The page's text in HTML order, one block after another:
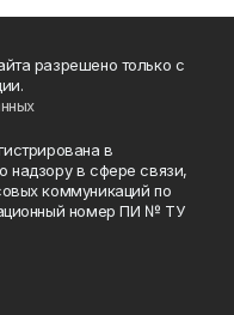
разрешено только с
в
надзору в сфере связи,
коммуникаций по
номер ПИ № ТУ